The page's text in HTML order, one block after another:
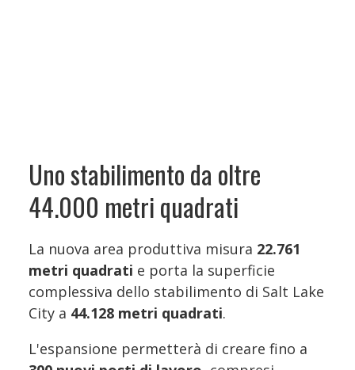
Uno stabilimento da oltre
44.000 metri quadrati
La nuova area produttiva misura 22.761
metri quadrati e porta la superficie
complessiva dello stabilimento di Salt Lake
City a 44.128 metri quadrati.
L'espansione permetterà di creare fino a